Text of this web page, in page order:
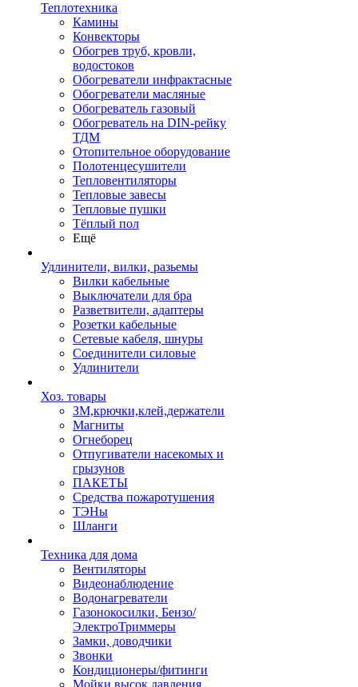
Теплотехника
Камины
Конвекторы
Обогрев труб, кровли,
водостоков
Обогреватели инфрактасные
Обогреватели масляные
Обогреватель газовый
Обогреватель на DIN-рейку
ТДМ
Отопительное оборудование
Полотенцесушители
Тепловентиляторы
Тепловые завесы
Тепловые пушки
Тёплый пол
Ещё
Удлинители, вилки, разьемы
Вилки кабельные
Выключатели для бра
Разветвители, адаптеры
Розетки кабельные
Сетевые кабеля, шнуры
Соединители силовые
Удлинители
Хоз. товары
ЗМ,крючки,клей,держатели
Магниты
Огнеборец
Отпугиватели насекомых и
грызунов
ПАКЕТЫ
Средства пожаротушения
ТЭНы
Шланги
Техника для дома
Вентиляторы
Видеонаблюдение
Водонагреватели
Газонокосилки, Бензо/
ЭлектроТриммеры
Замки, доводчики
Звонки
Кондиционеры/фитинги